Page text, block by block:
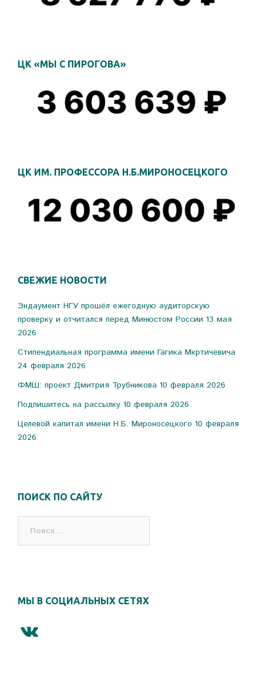
ЦК «МЫ С ПИРОГОВА»
ЦК ИМ. ПРОФЕССОРА Н.Б.МИРОНОСЕЦКОГО
СВЕЖИЕ НОВОСТИ
Эндаумент НГУ прошёл ежегодную аудиторскую
проверку и отчитался перед Минюстом России 13 мая
2026
Стипендиальная программа имени Гагика Мкртичевича
24 февраля 2026
ФМШ: проект Дмитрия Трубникова 10 февраля 2026
Подпишитесь на рассылку 10 февраля 2026
Целевой капитал имени Н.Б. Мироносецкого 10 февраля
2026
ПОИСК ПО САЙТУ
МЫ В СОЦИАЛЬНЫХ СЕТЯХ